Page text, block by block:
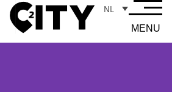
NL
MENU